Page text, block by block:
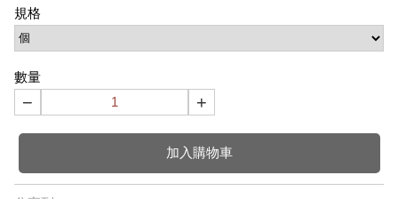
規格
數量
− +
加入購物車